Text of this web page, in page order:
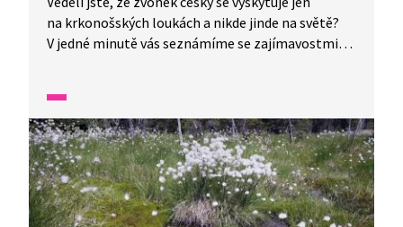
na krkonošských loukách a nikde jinde na světě?
V jedné minutě vás seznámíme se zajímavostmi